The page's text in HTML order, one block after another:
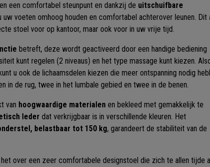
een comfortabel steunpunt en dankzij de uitschuifbare
uw voeten omhoog houden en comfortabel achterover leunen. Dit
stoel voor op kantoor, maar ook voor in uw vrije tijd.
betreft, deze wordt geactiveerd door een handige bediening
kunt regelen (2 niveaus) en het type massage kunt kiezen.
u ook de lichaamsdelen kiezen die meer ontspanning nodig
in de rug, twee in het lumbale gebied en twee in de benen.
van hoogwaardige materialen en bekleed met gemakkelijk te
leder dat verkrijgbaar is in verschillende kleuren. Het
belastbaar tot 150 kg, garandeert de stabiliteit van de
over een zeer comfortabele designstoel die zich te allen tijde